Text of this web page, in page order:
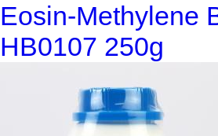
Eosin-Methylene
HB0107 250g